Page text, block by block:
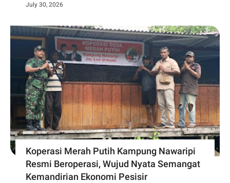
July 30, 2026
Koperasi Merah Putih Kampung Nawaripi
Resmi Beroperasi, Wujud Nyata Semangat
Kemandirian Ekonomi Pesisir